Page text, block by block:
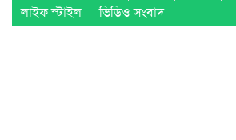
লাইফ স্টাইল
ভিডিও সংবাদ